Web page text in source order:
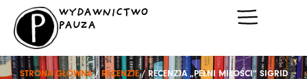
Przejdź
treści
WYDAWNICTWO
PAUZA
STRONA GŁÓWNA/ RECENZJE/ RECENZJA „PEŁNI MIŁOŚCI” SIGRID